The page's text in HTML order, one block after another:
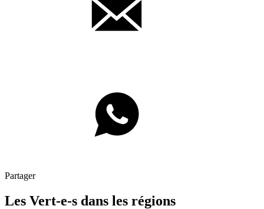
Partager
Les Vert-e-s dans les régions